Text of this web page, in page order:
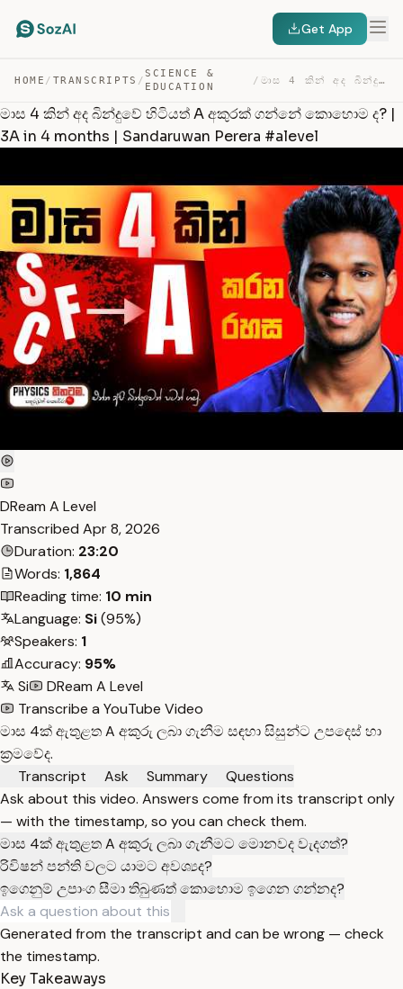
Get App
HOME / TRANSCRIPTS /
SCIENCE &
EDUCATION
/ මාස 4 කින් අද බින්දුවේ හිටියත් A අකුරක් ගන්නේ කොහොම ද? … — TRANSCRIPT
මාස 4 කින් අද බින්දුවේ හිටියත් A අකුරක් ගන්නේ කොහොම ද? |
3A in 4 months | Sandaruwan Perera #alevel
DReam A Level
Transcribed Apr 8, 2026
Duration: 23:20
Words: 1,864
Reading time: 10 min
Language: Si(95%)
Speakers: 1
Accuracy: 95%
Si
DReam A Level
Transcribe a YouTube Video
මාස 4ක් ඇතුළත A අකුරු ලබා ගැනීම සඳහා සිසුන්ට උපදෙස් හා
ක්‍රමවේද.
Transcript
Ask Summary
Questions
Ask about this video. Answers come from its transcript only
— with the timestamp, so you can check them.
මාස 4ක් ඇතුළත A අකුරු ලබා ගැනීමට මොනවද වැදගත්?
රිවිෂන් පන්ති වලට යාමට අවශ්‍යද?
ඉගෙනුම් උපාංග සීමා තිබුණත් කොහොම ඉගෙන ගන්නද?
Generated from the transcript and can be wrong — check
the timestamp.
Key Takeaways